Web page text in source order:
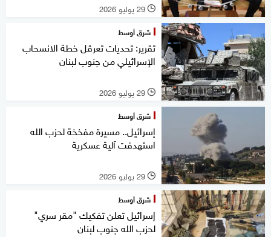
l 29 يوليو 2026
شرق أوسط
تقرير: تحديات تعرقل خطة الانسحاب
الإسرائيلي من جنوب لبنان
l 29 يوليو 2026
شرق أوسط
إسرائيل.. مسيرة مفخخة لحزب الله
استهدفت آلية عسكرية
l 29 يوليو 2026
شرق أوسط
إسرائيل تعلن تفكيك "مقر سري"
لحزب الله جنوب لبنان